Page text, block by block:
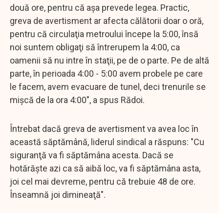
două ore, pentru că aşa prevede legea. Practic,
greva de avertisment ar afecta călătorii doar o oră,
pentru că circulaţia metroului începe la 5:00, însă
noi suntem obligaţi să întrerupem la 4:00, ca
oamenii să nu intre în staţii, pe de o parte. Pe de altă
parte, în perioada 4:00 - 5:00 avem probele pe care
le facem, avem evacuare de tunel, deci trenurile se
mişcă de la ora 4:00", a spus Rădoi.
Întrebat dacă greva de avertisment va avea loc în
această săptămână, liderul sindical a răspuns: "Cu
siguranţă va fi săptămâna acesta. Dacă se
hotărăşte azi ca să aibă loc, va fi săptămâna asta,
joi cel mai devreme, pentru că trebuie 48 de ore.
Înseamnă joi dimineaţă".